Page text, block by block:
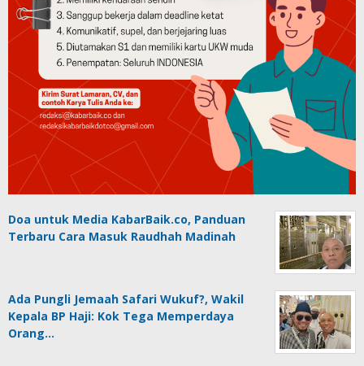
Doa untuk Media KabarBaik.co, Panduan
Terbaru Cara Masuk Raudhah Madinah
Ada Pungli Jemaah Safari Wukuf?, Wakil
Kepala BP Haji: Kok Tega Memperdaya
Orang…